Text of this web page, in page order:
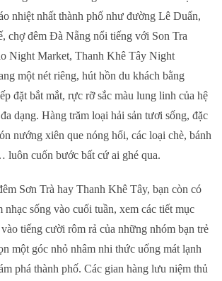
nhiệt nhất thành phố như đường Lê Duẩn,
chợ đêm Đà Nẵng nổi tiếng với Son Tra
Night Market, Thanh Khê Tây Night
một nét riêng, hút hồn du khách bằng
đặt bắt mắt, rực rỡ sắc màu lung linh của hệ
dạng. Hàng trăm loại hải sản tươi sống, đặc
nướng xiên que nóng hổi, các loại chè, bánh
luôn cuốn bước bất cứ ai ghé qua.
Sơn Trà hay Thanh Khê Tây, bạn còn có
nhạc sống vào cuối tuần, xem các tiết mục
tiếng cười rôm rả của những nhóm bạn trẻ
một góc nhỏ nhâm nhi thức uống mát lạnh
phá thành phố. Các gian hàng lưu niệm thủ